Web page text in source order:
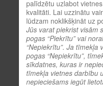
Tiksimies nākamajā
Konkurss ir
noskaidroti.
palīdzētu uzlabot
kvalitāti. Lai uzzinātu
lūdzam noklikšķināt uz
Jūs varat piekrist visām
pogas “Piekrītu” vai
“Nepiekrītu”. Ja tīmekļa
pogas “Nepiekrītu”,
sīkdatnes, kuras ir
tīmekļa vietnes darbību
nepieciešams iegūt